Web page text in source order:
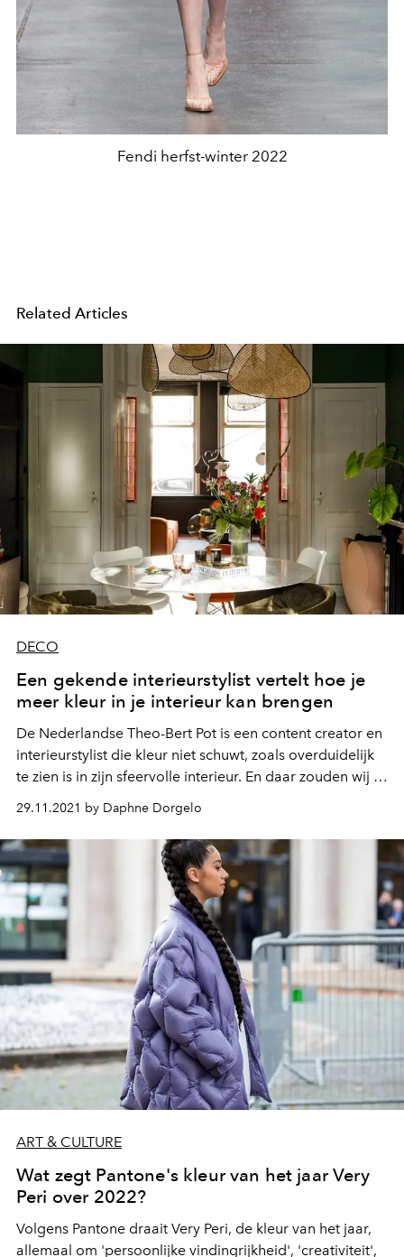
Fendi herfst-winter 2022
Related Articles
DECO
Een gekende interieurstylist vertelt hoe je
meer kleur in je interieur kan brengen
De Nederlandse Theo-Bert Pot is een content creator en
interieurstylist die kleur niet schuwt, zoals overduidelijk
te zien is in zijn sfeervolle interieur. En daar zouden wij in
ieder geval vaker een voorbeeld aan willen nemen.
29.11.2021 by Daphne Dorgelo
ART & CULTURE
Wat zegt Pantone's kleur van het jaar Very
Peri over 2022?
Volgens Pantone draait Very Peri, de kleur van het jaar,
allemaal om 'persoonlijke vindingrijkheid', 'creativiteit',